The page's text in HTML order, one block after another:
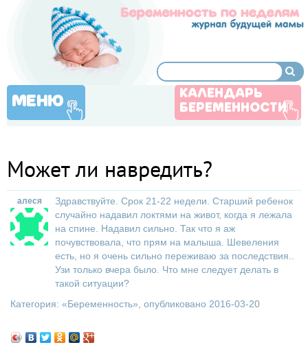
МЕНЮ
КАЛЕНДАРЬ
БЕРЕМЕННОСТИ
Может ли навредить?
алеся
Здравствуйте. Срок 21-22 недели. Старший ребенок
случайно надавил локтями на живот, когда я лежала
на спине. Надавил сильно. Так что я аж
почувствовала, что прям на малыша. Шевеления
есть, но я очень сильно переживаю за последствия..
Узи только вчера было. Что мне следует делать в
такой ситуации?
Категория: «Беременность», опубликовано 2016-03-20